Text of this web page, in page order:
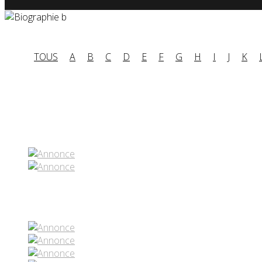
TOUS A B C D E F G H I J K